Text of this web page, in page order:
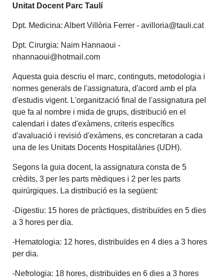
Unitat Docent Parc Taulí
Dpt. Medicina: Albert Villòria Ferrer - avilloria@tauli.cat
Dpt. Cirurgia: Naim Hannaoui -
nhannaoui@hotmail.com
Aquesta guia descriu el marc, continguts, metodologia i
normes generals de l'assignatura, d'acord amb el pla
d'estudis vigent. L'organització final de l'assignatura pel
que fa al nombre i mida de grups, distribució en el
calendari i dates d'exàmens, criteris específics
d'avaluació i revisió d'exàmens, es concretaran a cada
una de les Unitats Docents Hospitalàries (UDH).
Segons la guia docent, la assignatura consta de 5
crèdits, 3 per les parts mèdiques i 2 per les parts
quirúrgiques. La distribució es la següent:
-Digestiu: 15 hores de pràctiques, distribuïdes en 5 dies
a 3 hores per dia.
-Hematologia: 12 hores, distribuïdes en 4 dies a 3 hores
per dia.
-Nefrologia: 18 hores, distribuïdes en 6 dies a 3 hores